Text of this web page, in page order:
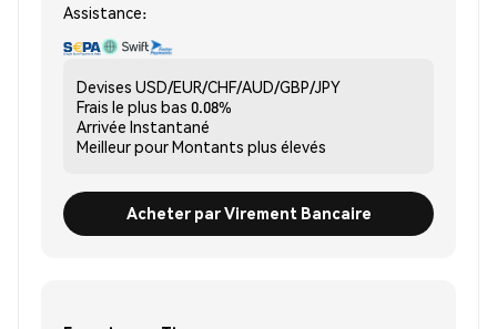
Assistance:
Devises USD/EUR/CHF/AUD/GBP/JPY
Frais le plus bas 0.08%
Arrivée Instantané
Meilleur pourMontants plus élevés
Acheter par Virement Bancaire